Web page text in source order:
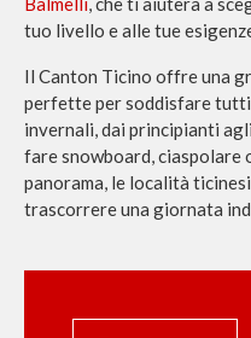
tuo livello e alle tue
Il Canton Ticino offre una
perfette per soddisfare
invernali, dai principianti
fare snowboard, ciaspolare
panorama, le località
trascorrere una giornata